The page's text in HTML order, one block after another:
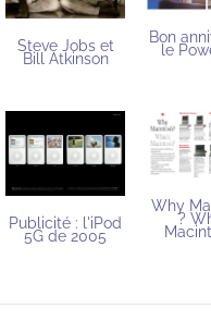
Steve Jobs et
Bill Atkinson
Bon
le
Publicité : l'iPod
5G de 2005
Why
?